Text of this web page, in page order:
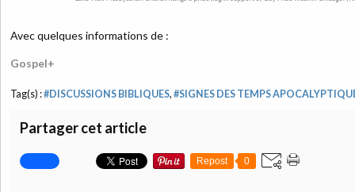
Avec quelques informations de :
Gospel+
Tag(s) :#DISCUSSIONS BIBLIQUES, #SIGNES DES TEMPS
Partager cet article
Repost 0